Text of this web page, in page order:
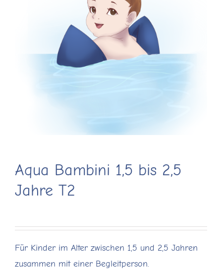
Aqua Bambini 1,5 bis 2,5
Jahre T2
Für Kinder im Alter zwischen 1,5 und 2,5 Jahren
zusammen mit einer Begleitperson.